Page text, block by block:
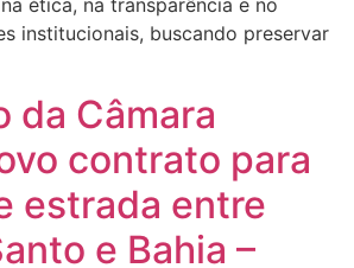
institucionais, buscando preservar
da Câmara
contrato para
estrada entre
e Bahia –